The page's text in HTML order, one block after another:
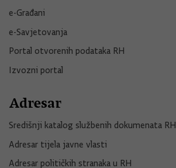
e-Građani
e-Savjetovanja
Portal otvorenih podataka RH
Izvozni portal
Adresar
Središnji katalog službenih dokumenata RH
Adresar tijela javne vlasti
Adresar političkih stranaka u RH